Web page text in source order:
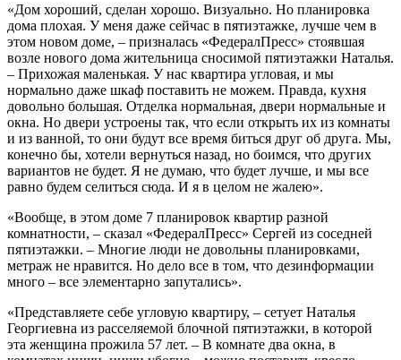
«Дом хороший, сделан хорошо. Визуально. Но планировка
дома плохая. У меня даже сейчас в пятиэтажке, лучше чем в
этом новом доме, – призналась «ФедералПресс» стоявшая
возле нового дома жительница сносимой пятиэтажки Наталья.
– Прихожая маленькая. У нас квартира угловая, и мы
нормально даже шкаф поставить не можем. Правда, кухня
довольно большая. Отделка нормальная, двери нормальные и
окна. Но двери устроены так, что если открыть их из комнаты
и из ванной, то они будут все время биться друг об друга. Мы,
конечно бы, хотели вернуться назад, но боимся, что других
вариантов не будет. Я не думаю, что будет лучше, и мы все
равно будем селиться сюда. И я в целом не жалею».
«Вообще, в этом доме 7 планировок квартир разной
комнатности, – сказал «ФедералПресс» Сергей из соседней
пятиэтажки. – Многие люди не довольны планировками,
метраж не нравится. Но дело все в том, что дезинформации
много – все элементарно запутались».
«Представляете себе угловую квартиру, – сетует Наталья
Георгиевна из расселяемой блочной пятиэтажки, в которой
эта женщина прожила 57 лет. – В комнате два окна, в